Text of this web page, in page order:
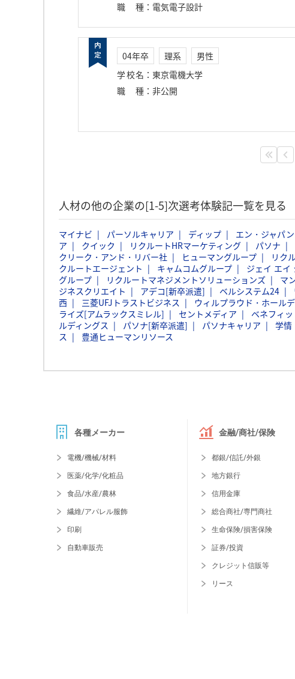
職種 ： 電気電子設計
04年卒 理系
男性
学校名 ： 東京電機大学
職種 ： 非公開
人材の他の企業の[1-5]次選考体験記一覧を見る
マイナビ パーソルキャリア ディップ エン・ジャパン
ア
クイック リクルートHRマーケティング パソナ
クリーク・アンド・リバー社
ヒューマングループ リク
クルートエージェント
キャムコムグループ ジェイ エイ
グループ
リクルートマネジメントソリューションズ マ
ジネスクリエイト
アデコ[新卒派遣] ベルシステム24
西
三菱UFJトラストビジネス ウィルプラウド・ホール
ライズ[アムラックスミレル]
セントメディア ベネフィ
ルディングス
パソナ[新卒派遣] パソナキャリア 学情
ス
豊通ヒューマンリソース
各種メーカー
電機/機械/材料
医薬/化学/化粧品
食品/水産/農林
繊維/アパレル服飾
印刷
自動車販売
金融/商社/保険
都銀/信託/外銀
地方銀行
信用金庫
総合商社/専門商社
生命保険/損害保険
証券/投資
クレジット信販等
リース